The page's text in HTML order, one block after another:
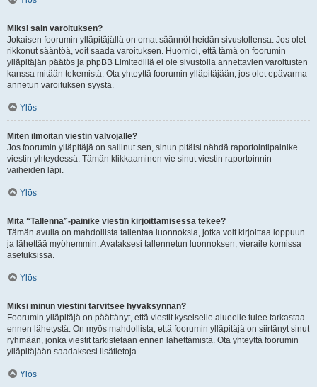
Miksi sain varoituksen?
Jokaisen foorumin ylläpitäjällä on omat säännöt heidän sivustollensa. Jos olet
rikkonut sääntöä, voit saada varoituksen. Huomioi, että tämä on foorumin
ylläpitäjän päätös ja phpBB Limitedillä ei ole sivustolla annettavien varoitusten
kanssa mitään tekemistä. Ota yhteyttä foorumin ylläpitäjään, jos olet epävarma
annetun varoituksen syystä.
Ylös
Miten ilmoitan viestin valvojalle?
Jos foorumin ylläpitäjä on sallinut sen, sinun pitäisi nähdä raportointipainike
viestin yhteydessä. Tämän klikkaaminen vie sinut viestin raportoinnin
vaiheiden läpi.
Ylös
Mitä “Tallenna”-painike viestin kirjoittamisessa tekee?
Tämän avulla on mahdollista tallentaa luonnoksia, jotka voit kirjoittaa loppuun
ja lähettää myöhemmin. Avataksesi tallennetun luonnoksen, vieraile komissa
asetuksissa.
Ylös
Miksi minun viestini tarvitsee hyväksynnän?
Foorumin ylläpitäjä on päättänyt, että viestit kyseiselle alueelle tulee tarkastaa
ennen lähetystä. On myös mahdollista, että foorumin ylläpitäjä on siirtänyt sinut
ryhmään, jonka viestit tarkistetaan ennen lähettämistä. Ota yhteyttä foorumin
ylläpitäjään saadaksesi lisätietoja.
Ylös